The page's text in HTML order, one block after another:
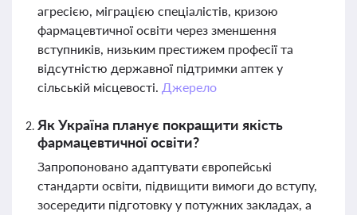
агресією, міграцією спеціалістів, кризою
фармацевтичної освіти через зменшення
вступників, низьким престижем професії та
відсутністю державної підтримки аптек у
сільській місцевості. Джерело
Як Україна планує покращити якість
фармацевтичної освіти?
Запропоновано адаптувати європейські
стандарти освіти, підвищити вимоги до вступу,
зосередити підготовку у потужних закладах, а